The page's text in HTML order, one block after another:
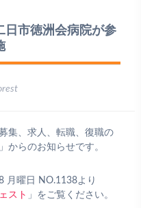
日市徳洲会病院が参
集、求人、転職、復職の
からのお知らせです。
月曜日 NO.1138より
スト 」をご覧ください。